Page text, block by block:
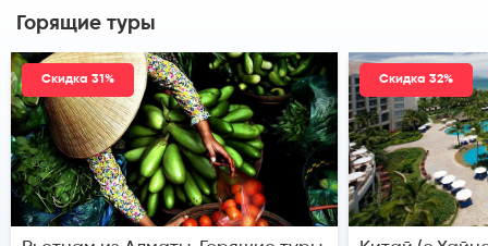
Горящие туры
Скидка 31% Скидка 32%